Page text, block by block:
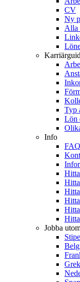
CV
Ny
Alla
Typ
Lön
Info
FAQ
Jobba